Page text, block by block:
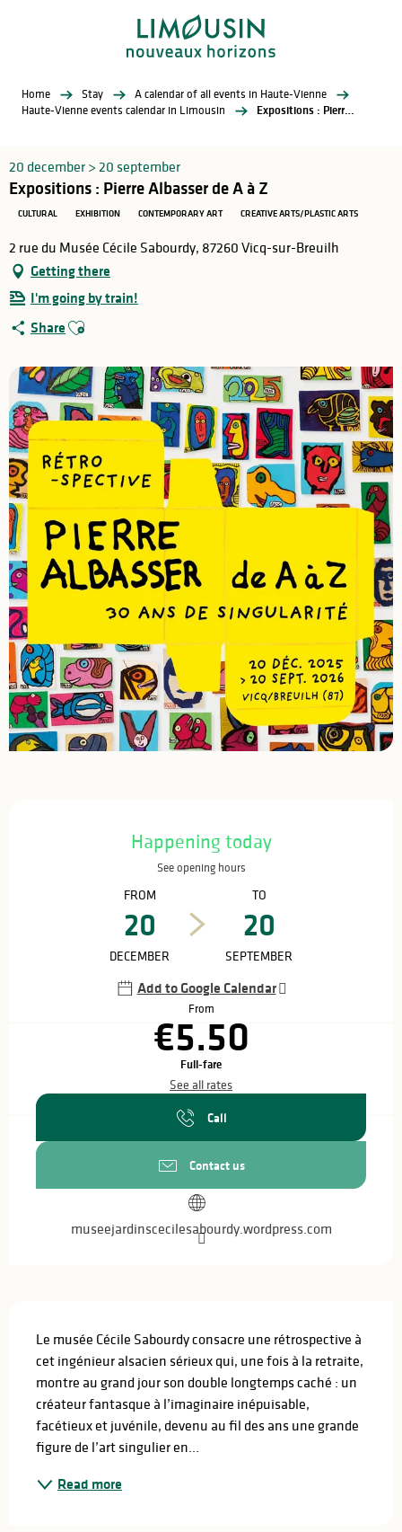
Home Stay
A calendar of all events in Haute-Vienne
Haute-Vienne events calendar in Limousin
Expositions : Pierre Albasser de A à Z
20 december > 20 september
Expositions : Pierre Albasser de A à Z
CULTURAL EXHIBITION CONTEMPORARY ART CREATIVE ARTS/PLASTIC ARTS
2 rue du Musée Cécile Sabourdy, 87260 Vicq-sur-Breuilh
Getting there
I'm going by train!
Share Ajouter aux favoris
Happening today
See opening hours
FROM
20
DECEMBER
TO
20
SEPTEMBER
Add to Google Calendar
From
€5.50
Full-fare
See all rates
Call
Contact us
museejardinscecilesabourdy.wordpress.com
Le musée Cécile Sabourdy consacre une rétrospective à
cet ingénieur alsacien sérieux qui, une fois à la retraite,
montre au grand jour son double longtemps caché : un
créateur fantasque à l’imaginaire inépuisable,
facétieux et juvénile, devenu au fil des ans une grande
figure de l’art singulier en...
Read more